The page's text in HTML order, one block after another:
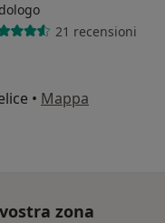
21 recensioni
• Mappa
zona